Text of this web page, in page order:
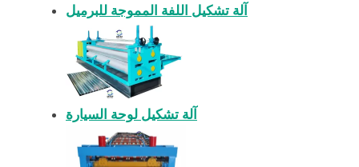
آلة تشكيل اللفة المموجة للبرميل
آلة تشكيل لوحة السيارة